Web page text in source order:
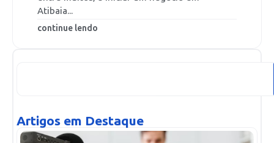
Atibaia...
continue lendo
Artigos em Destaque